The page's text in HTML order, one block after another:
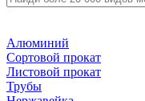
Алюминий
Сортовой прокат
Листовой прокат
Трубы